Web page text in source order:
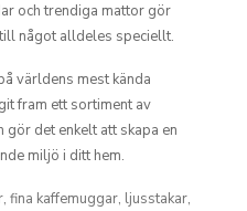
och trendiga mattor gör
något alldeles speciellt.
världens mest kända
fram ett sortiment av
det enkelt att skapa en
miljö i ditt hem.
, fina kaffemuggar, ljusstakar,